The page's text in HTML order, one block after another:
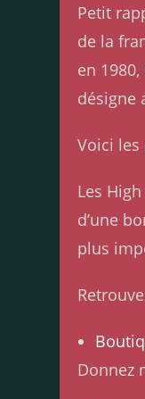
Petit
de la
en
désigne
Voici
Les
d’une
plus
Donnez